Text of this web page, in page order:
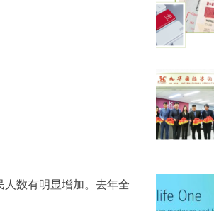
数有明显增加。去年全